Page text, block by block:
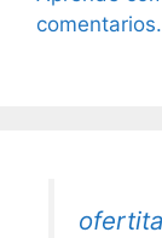
comentarios.